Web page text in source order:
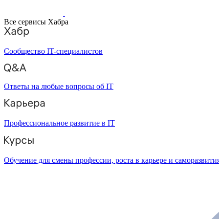
Все сервисы Хабра
Сообщество IT-специалистов
Ответы на любые вопросы об IT
Профессиональное развитие в IT
Обучение для смены профессии, роста в карьере и